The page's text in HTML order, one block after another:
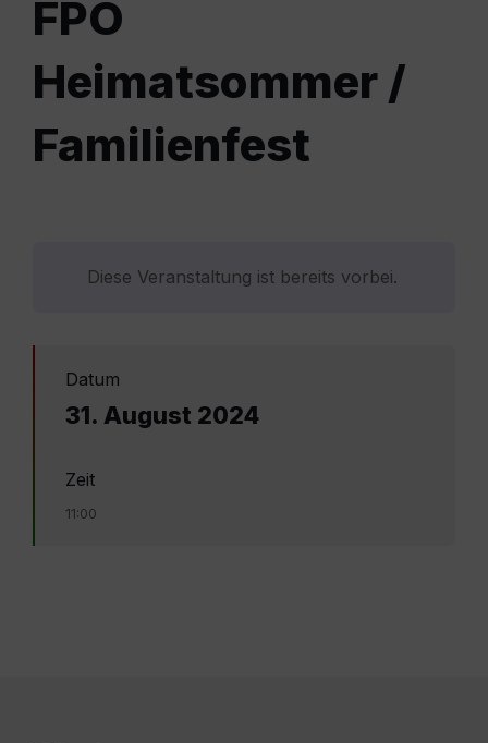
FPÖ
Heimatsommer /
Familienfest
Diese Veranstaltung ist bereits vorbei.
Datum
31. August 2024
Zeit
11:00